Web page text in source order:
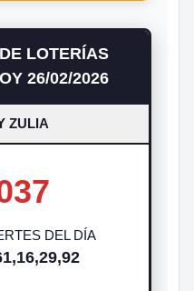
LOTERÍAS
26/02/2026
ZULIA
DEL DÍA